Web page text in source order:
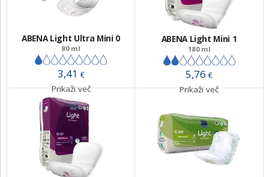
ABENA Light Ultra Mini 0
80 ml
3,41 €
Prikaži več
ABENA Light Mini 1
180 ml
5,76 €
Prikaži več